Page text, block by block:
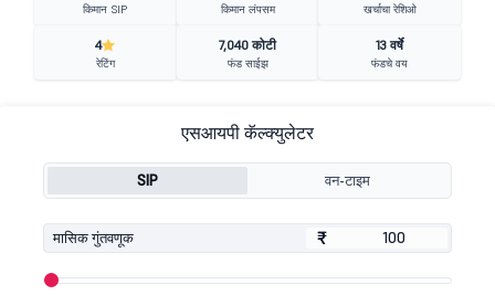
किमान SIP किमान लंपसम खर्चाचा रेशिओ
4
रेटिंग
7,040 कोटी
फंड साईझ
13 वर्षे
फंडचे वय
एसआयपी कॅल्क्युलेटर
SIP वन-टाइम
मासिक गुंतवणूक ₹
₹